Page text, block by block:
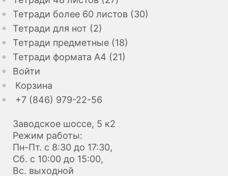
Тетради более 60 листов (30)
Тетради для нот (2)
Тетради предметные (18)
Тетради формата А4 (21)
Войти
Корзина
+7 (846) 979-22-56
Заводское шоссе, 5 к2
Режим работы:
Пн-Пт. с 8:30 до 17:30,
Сб. с 10:00 до 15:00,
Вс. выходной